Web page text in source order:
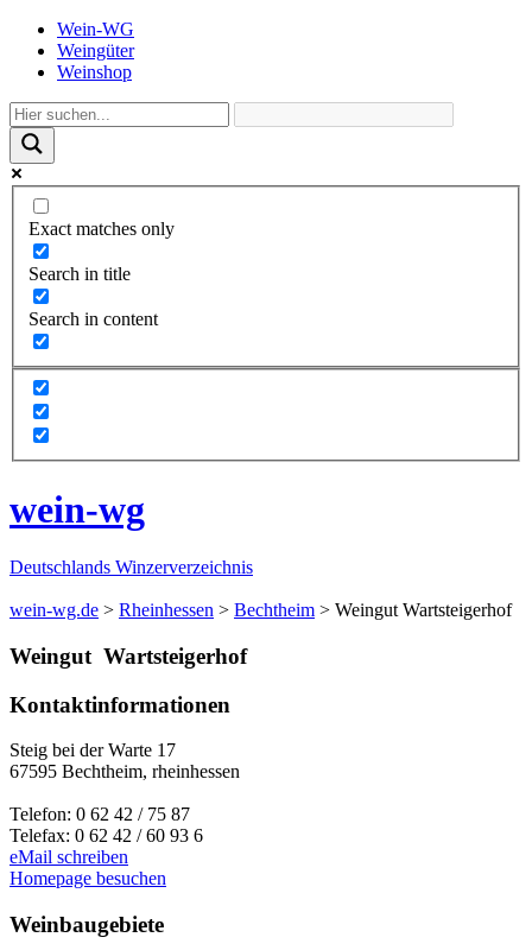
Wein-WG
Weingüter
Weinshop
Exact matches only
Search in title
Search in content
wein-wg
Deutschlands Winzerverzeichnis
wein-wg.de > Rheinhessen > Bechtheim > Weingut Wartsteigerhof
Weingut Wartsteigerhof
Kontaktinformationen
Steig bei der Warte 17
67595 Bechtheim, rheinhessen
Telefon: 0 62 42 / 75 87
Telefax: 0 62 42 / 60 93 6
eMail schreiben
Homepage besuchen
Weinbaugebiete